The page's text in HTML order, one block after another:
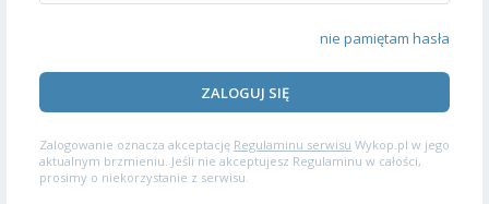
nie pamiętam hasła
ZALOGUJ SIĘ
Zalogowanie oznacza akceptację Regulaminu serwisu Wykop.pl w jego
aktualnym brzmieniu. Jeśli nie akceptujesz Regulaminu w całości,
prosimy o niekorzystanie z serwisu.